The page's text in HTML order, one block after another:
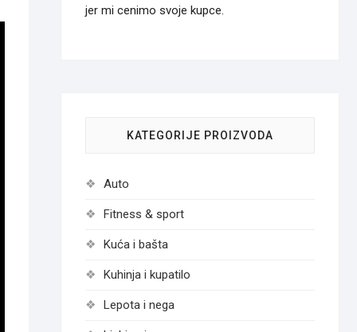
jer mi cenimo svoje kupce.
KATEGORIJE PROIZVODA
Auto
Fitness & sport
Kuća i bašta
Kuhinja i kupatilo
Lepota i nega